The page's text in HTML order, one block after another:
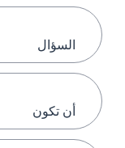
السؤال
أن تكون